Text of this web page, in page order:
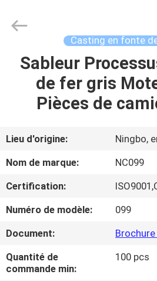
MAISON
PRODUITS
VIDÉOS
À
PROPOS
DE
NOUS
Sunrise
Foundry
Reserved.
Casting en fonte
Sableur
de fer gris
Pièces de
Lieu d'origine:
Ningbo,
Nom de marque:
NC099
Certification:
Numéro de modèle:
099
Document:
Quantité de
commande min:
100 pcs